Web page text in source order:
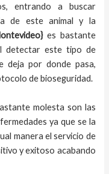
entrando a buscar
de este animal y la
es bastante
detectar este tipo de
deja por donde pasa,
de bioseguridad.
molesta son las
ya que se la
manera el servicio de
y exitoso acabando